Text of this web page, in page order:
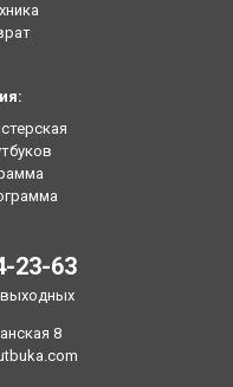
23-63
выходных
8